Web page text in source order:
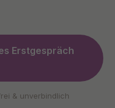
Erstgespräch
& unverbindlich